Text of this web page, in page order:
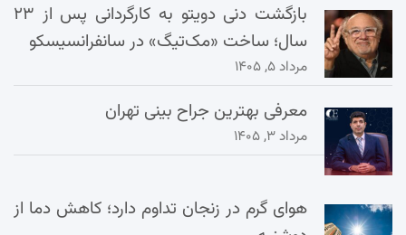
بازگشت دنی دویتو به کارگردانی پس از ۲۳
سال؛ ساخت «مک‌تیگ» در سانفرانسیسکو
مرداد ۵, ۱۴۰۵
معرفی بهترین جراح بینی تهران
مرداد ۳, ۱۴۰۵
هوای گرم در زنجان تداوم دارد؛ کاهش دما از